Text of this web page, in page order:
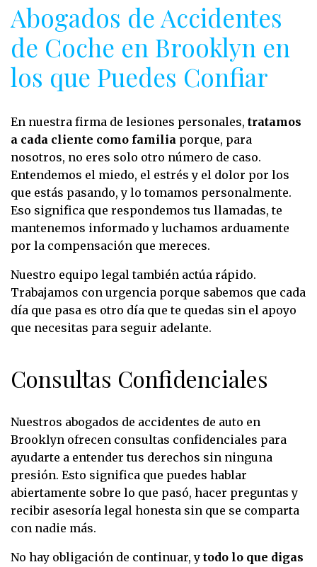
Abogados de Accidentes
de Coche en Brooklyn en
los que Puedes Confiar
En nuestra firma de lesiones personales, tratamos
a cada cliente como familia porque, para
nosotros, no eres solo otro número de caso.
Entendemos el miedo, el estrés y el dolor por los
que estás pasando, y lo tomamos personalmente.
Eso significa que respondemos tus llamadas, te
mantenemos informado y luchamos arduamente
por la compensación que mereces.
Nuestro equipo legal también actúa rápido.
Trabajamos con urgencia porque sabemos que cada
día que pasa es otro día que te quedas sin el apoyo
que necesitas para seguir adelante.
Consultas Confidenciales
Nuestros abogados de accidentes de auto en
Brooklyn ofrecen consultas confidenciales para
ayudarte a entender tus derechos sin ninguna
presión. Esto significa que puedes hablar
abiertamente sobre lo que pasó, hacer preguntas y
recibir asesoría legal honesta sin que se comparta
con nadie más.
No hay obligación de continuar, y todo lo que digas